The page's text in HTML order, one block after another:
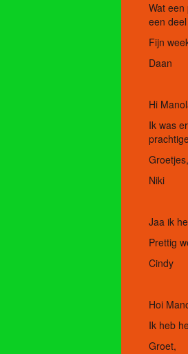
Wat
een
Fijn
Daan
Hi
Ik was
Groetjes,
Niki
Jaa ik
Prettig
Cindy
Hoi
Ik heb
Groet,